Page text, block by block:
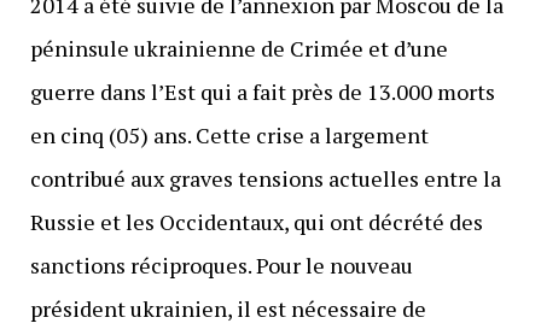
péninsule ukrainienne de Crimée et d’une
guerre dans l’Est qui a fait près de 13.000 morts
en cinq (05) ans. Cette crise a largement
contribué aux graves tensions actuelles entre la
Russie et les Occidentaux, qui ont décrété des
sanctions réciproques. Pour le nouveau
président ukrainien, il est nécessaire de